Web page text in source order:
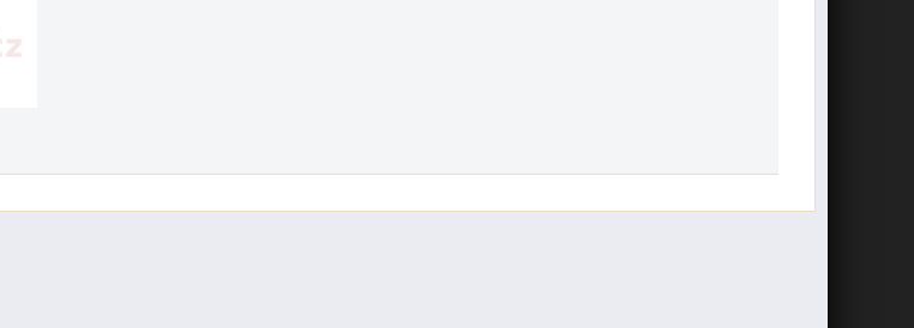
A, NOCO
PRO
USA)
ks DO KOŠÍKA
ks DO KOŠÍKA